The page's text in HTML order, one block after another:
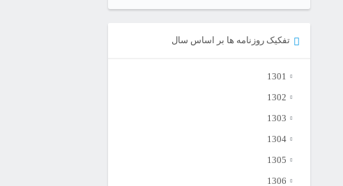
تفکیک روزنامه ها بر اساس سال
1301
1302
1303
1304
1305
1306